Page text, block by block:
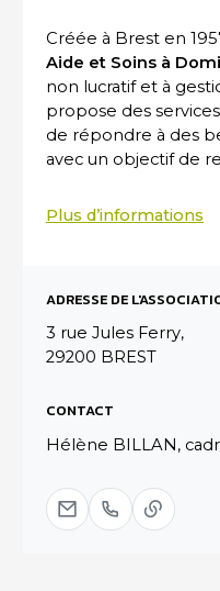
Créée à Brest en
Aide et Soins à
non lucratif et à
propose des
de répondre à des
avec un objectif de
Plus d’informations
ADRESSE DE
3 rue Jules Ferry,
29200 BREST
CONTACT
Hélène BILLAN,